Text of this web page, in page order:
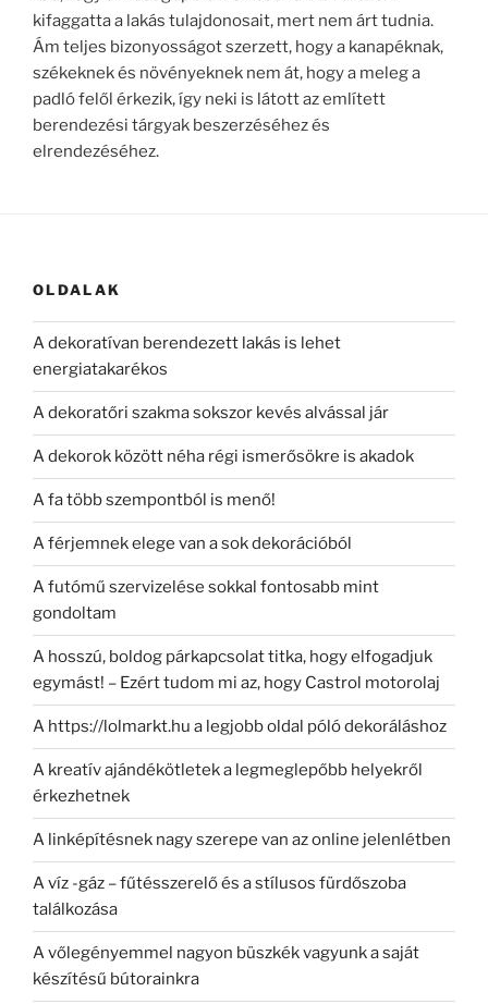
kifaggatta a lakás tulajdonosait, mert nem árt tudnia.
Ám teljes bizonyosságot szerzett, hogy a kanapéknak,
székeknek és növényeknek nem át, hogy a meleg a
padló felől érkezik, így neki is látott az említett
berendezési tárgyak beszerzéséhez és
elrendezéséhez.
OLDALAK
A dekoratívan berendezett lakás is lehet
energiatakarékos
A dekoratőri szakma sokszor kevés alvással jár
A dekorok között néha régi ismerősökre is akadok
A fa több szempontból is menő!
A férjemnek elege van a sok dekorációból
A futómű szervizelése sokkal fontosabb mint
gondoltam
A hosszú, boldog párkapcsolat titka, hogy elfogadjuk
egymást! – Ezért tudom mi az, hogy Castrol motorolaj
A https://lolmarkt.hu a legjobb oldal póló dekoráláshoz
A kreatív ajándékötletek a legmeglepőbb helyekről
érkezhetnek
A linképítésnek nagy szerepe van az online jelenlétben
A víz -gáz – fűtésszerelő és a stílusos fürdőszoba
találkozása
A vőlegényemmel nagyon büszkék vagyunk a saját
készítésű bútorainkra